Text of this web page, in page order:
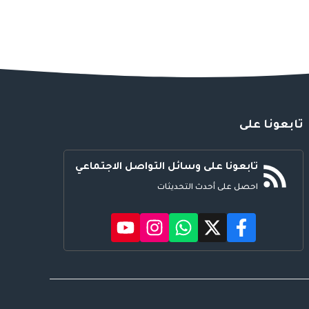
تابعونا على
تابعونا على وسائل التواصل الاجتماعي
احصل على أحدث التحديثات